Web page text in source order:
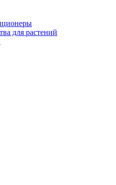
для растений